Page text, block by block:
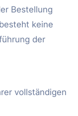
Bestellung
keine
der
vollständigen